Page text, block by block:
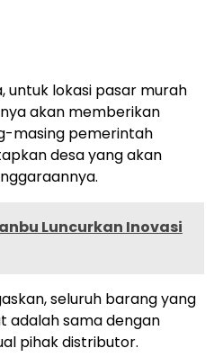
untuk lokasi pasar murah
akan memberikan
masing pemerintah
desa yang akan
Luncurkan Inovasi
seluruh barang yang
adalah sama dengan
pihak distributor.